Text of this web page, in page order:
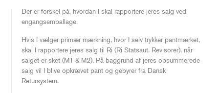
Der er forskel på, hvordan I skal rapportere jeres salg ved
engangsemballage.
Hvis I vælger primær mærkning, hvor I selv trykker pantmærket,
skal I rapportere jeres salg til Ri (Ri Statsaut. Revisorer), når
salget er sket (M1 & M2). På baggrund af jeres opsummerede
salg vil I blive opkrævet pant og gebyrer fra Dansk
Retursystem.